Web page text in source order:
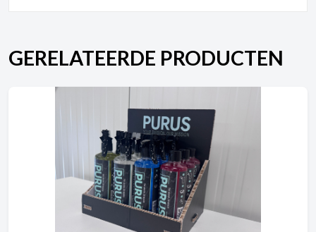
GERELATEERDE PRODUCTEN